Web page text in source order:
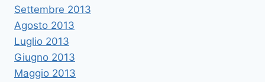
Settembre 2013
Agosto 2013
Luglio 2013
Giugno 2013
Maggio 2013